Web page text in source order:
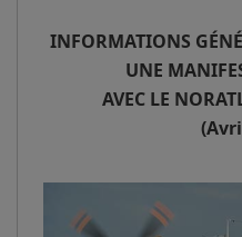
INFORMATIONS
UNE
AVEC LE